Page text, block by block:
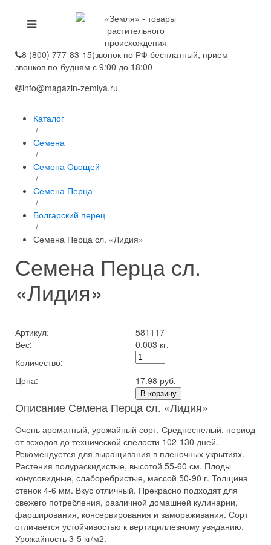
8 (800) 777-83-15(звонок по РФ бесплатный, прием
звонков по-будням с 9:00 до 18:00
info@magazin-zemlya.ru
Каталог
/
Семена
/
Семена Овощей
/
Семена Перца
/
Болгарский перец
/
Семена Перца сл. «Лидия»
Семена Перца сл.
«Лидия»
Артикул:
581117
Вес:
0.003 кг.
Количество:
Цена:
17.98 руб.
В корзину
Описание Семена Перца сл. «Лидия»
Очень ароматный, урожайный сорт. Среднеспелый, период
от всходов до технической спелости 102-130 дней.
Рекомендуется для выращивания в пленочных укрытиях.
Растения полураскидистые, высотой 55-60 см. Плоды
конусовидные, слаборебристые, массой 50-90 г. Толщина
стенок 4-6 мм. Вкус отличный. Прекрасно подходят для
свежего потребления, различной домашней кулинарии,
фарширования, консервирования и замораживания. Сорт
отличается устойчивостью к вертициллезному увяданию.
Урожайность 3-5 кг/м2.